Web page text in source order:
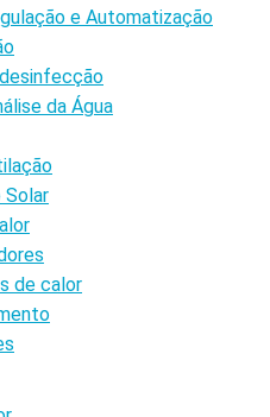
e Automatização
da Água
Solar
de calor